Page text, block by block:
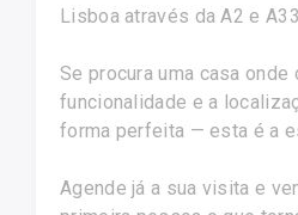
Lisboa através da A2 e
Se procura uma casa onde
funcionalidade e a
forma perfeita — esta é a
Agende já a sua visita e